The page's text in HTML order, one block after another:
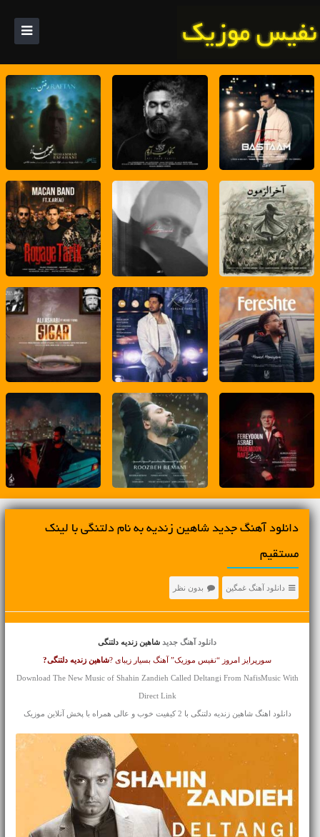
دانلود آهنگ جديد شاهین زندیه به نام دلتنگی با لینک
مستقیم
دانلود آهنگ غمگین بدون نظر
دانلود آهنگ جدید شاهین زندیه دلتنگی
سورپرایز امروز “نفیس موزیک” آهنگ بسیار زیبای ?شاهین زندیه دلتنگی?
Download The New Music of Shahin Zandieh Called Deltangi From NafisMusic With
Direct Link
دانلود اهنگ شاهین زندیه دلتنگی با 2 کیفیت خوب و عالی همراه با پخش آنلاین موزیک